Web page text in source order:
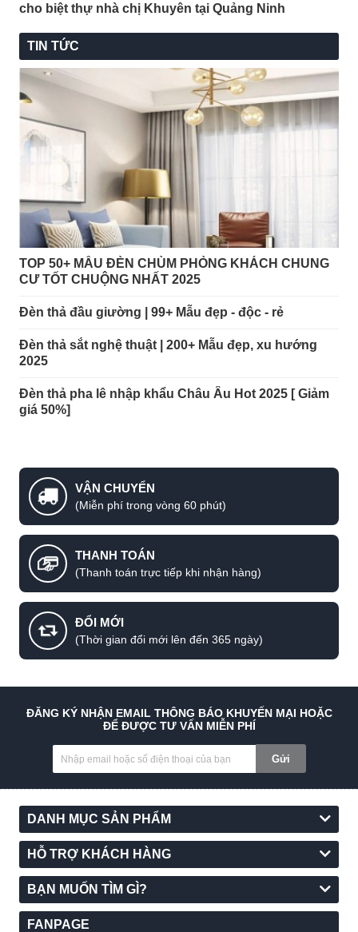
cho biệt thự nhà chị Khuyên tại Quảng Ninh
TIN TỨC
TOP 50+ MẪU ĐÈN CHÙM PHÒNG KHÁCH CHUNG
CƯ TỐT CHUỘNG NHẤT 2025
Đèn thả đầu giường | 99+ Mẫu đẹp - độc - rẻ
Đèn thả sắt nghệ thuật | 200+ Mẫu đẹp, xu hướng
2025
Đèn thả pha lê nhập khẩu Châu Âu Hot 2025 [ Giảm
giá 50%]
VẬN CHUYỂN
(Miễn phí trong vòng 60 phút)
THANH TOÁN
(Thanh toán trực tiếp khi nhận hàng)
ĐỔI MỚI
(Thời gian đổi mới lên đến 365 ngày)
ĐĂNG KÝ NHẬN EMAIL THÔNG BÁO KHUYẾN MẠI HOẶC
ĐỂ ĐƯỢC TƯ VẤN MIỄN PHÍ
Gửi
DANH MỤC SẢN PHẨM
HỖ TRỢ KHÁCH HÀNG
BẠN MUỐN TÌM GÌ?
FANPAGE